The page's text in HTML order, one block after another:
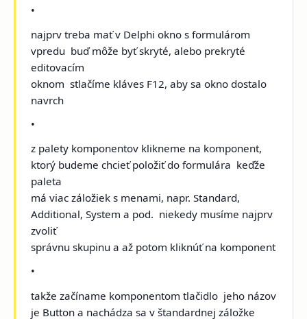
•
najprv treba mať v Delphi okno s formulárom
vpredu ­ buď môže byť skryté, alebo prekryté
editovacím
oknom ­ stlačíme kláves F12, aby sa okno dostalo
navrch
•
z palety komponentov klikneme na komponent,
ktorý budeme chcieť položiť do formulára ­ keďže
paleta
má viac záložiek s menami, napr. Standard,
Additional, System a pod. ­ niekedy musíme najprv
zvoliť
správnu skupinu a až potom kliknúť na komponent
•
takže začíname komponentom tlačidlo ­ jeho názov
je Button a nachádza sa v štandardnej záložke